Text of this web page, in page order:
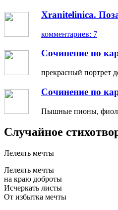
Xranitelinica.
комментариев: 7
Сочинение по
прекрасный портрет
Сочинение по
Пышные пионы,
Случайное
Лелеять мечты
Лелеять мечты
на краю доброты
Исчеркать листы
От избытка мечты